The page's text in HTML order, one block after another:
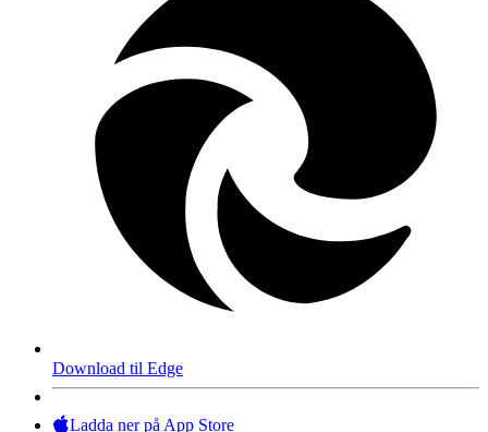
Download til Edge
Ladda ner på App Store